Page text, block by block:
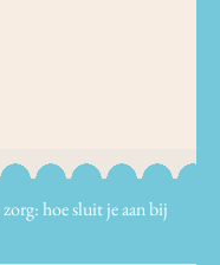
hoe sluit je aan bij